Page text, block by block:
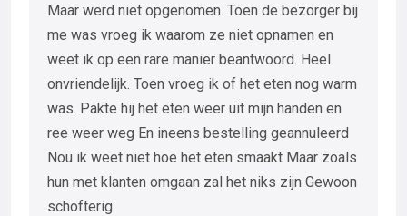
Maar werd niet opgenomen. Toen de bezorger bij
me was vroeg ik waarom ze niet opnamen en
weet ik op een rare manier beantwoord. Heel
onvriendelijk. Toen vroeg ik of het eten nog warm
was. Pakte hij het eten weer uit mijn handen en
ree weer weg En ineens bestelling geannuleerd
Nou ik weet niet hoe het eten smaakt Maar zoals
hun met klanten omgaan zal het niks zijn Gewoon
schofterig